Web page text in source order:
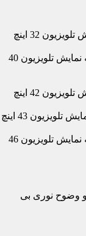
32 اینچ
قیمت و خرید اینترنتی انواع محافظ صفحه نمایش تلویزیون 40
42 اینچ
43 اینچ
قیمت و خرید اینترنتی انواع محافظ صفحه نمایش تلویزیون 46
وضوح نوری بی